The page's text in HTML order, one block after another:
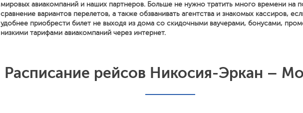
мировых авиакомпаний и наших партнеров. Больше не нужно тратить много времени на
сравнение вариантов перелетов, а также обзванивать агентства и знакомых кассиров,
удобнее приобрести билет не выходя из дома со скидочными ваучерами, бонусами,
низкими тарифами авиакомпаний через интернет.
Расписание рейсов Никосия-Эркан –